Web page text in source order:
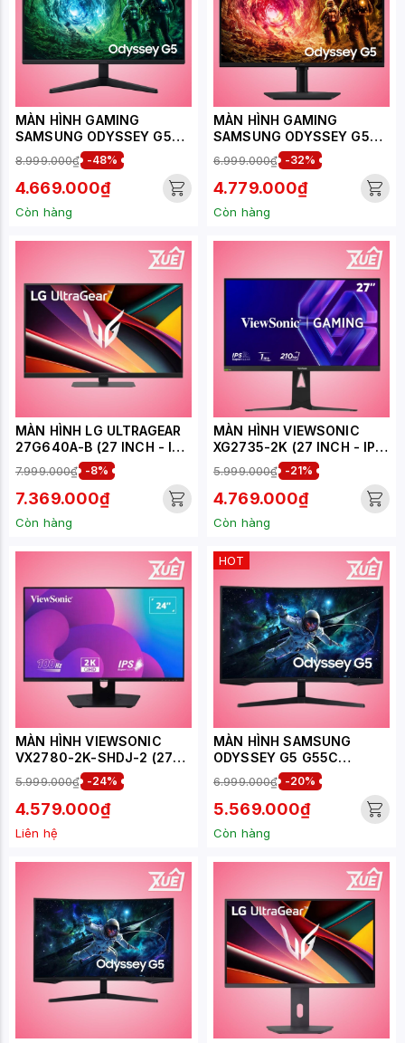
MÀN HÌNH GAMING
SAMSUNG ODYSSEY G5
G53F LS27FG530EEXXV
8.999.000₫ -48%
4.669.000₫
Còn hàng
MÀN HÌNH GAMING
SAMSUNG ODYSSEY G5
G50F LS27FG502EEXXV
(27 INCH - IPS - 2K -
180HZ - 1MS)
6.999.000₫ -32%
4.779.000₫
Còn hàng
MÀN HÌNH LG ULTRAGEAR
27G640A-B (27 INCH - IPS
- 2K - 300HZ - 1MS -
SPEAKER)
7.999.000₫ -8%
7.369.000₫
Còn hàng
MÀN HÌNH VIEWSONIC
XG2735-2K (27 INCH - IPS
- 2K - 210HZ - 1MS)
5.999.000₫ -21%
4.769.000₫
Còn hàng
MÀN HÌNH VIEWSONIC
VX2780-2K-SHDJ-2 (27
INCH/QHD/IPS/100HZ/4MS
)
5.999.000₫ -24%
4.579.000₫
Liên hệ
HOT
MÀN HÌNH SAMSUNG
ODYSSEY G5 G55C
LS32CG552EEXXV (32
INCH/QHD/VA/165HZ/1MS/
CONG)
6.999.000₫ -20%
5.569.000₫
Còn hàng